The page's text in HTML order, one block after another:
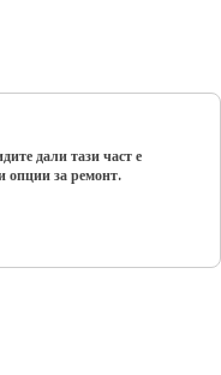
дали тази част е
опции за ремонт.